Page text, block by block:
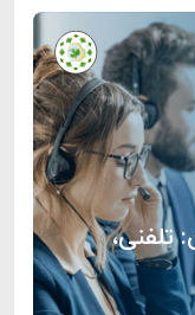
تلفنی،